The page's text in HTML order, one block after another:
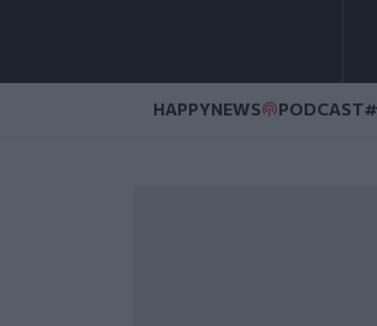
HAPPYNEWS PODCAST